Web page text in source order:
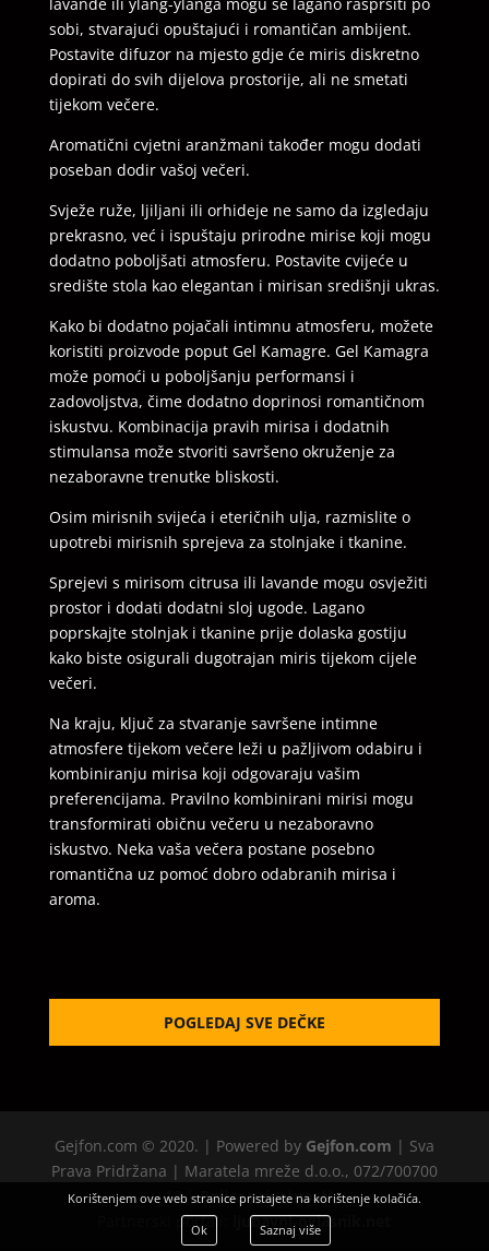
sobi, stvarajući opuštajući i romantičan ambijent.
Postavite difuzor na mjesto gdje će miris diskretno
dopirati do svih dijelova prostorije, ali ne smetati
tijekom večere.
Aromatični cvjetni aranžmani također mogu dodati
poseban dodir vašoj večeri.
Svježe ruže, ljiljani ili orhideje ne samo da izgledaju
prekrasno, već i ispuštaju prirodne mirise koji mogu
dodatno poboljšati atmosferu. Postavite cvijeće u
središte stola kao elegantan i mirisan središnji ukras.
Kako bi dodatno pojačali intimnu atmosferu, možete
koristiti proizvode poput Gel Kamagre. Gel Kamagra
može pomoći u poboljšanju performansi i
zadovoljstva, čime dodatno doprinosi romantičnom
iskustvu. Kombinacija pravih mirisa i dodatnih
stimulansa može stvoriti savršeno okruženje za
nezaboravne trenutke bliskosti.
Osim mirisnih svijeća i eteričnih ulja, razmislite o
upotrebi mirisnih sprejeva za stolnjake i tkanine.
Sprejevi s mirisom citrusa ili lavande mogu osvježiti
prostor i dodati dodatni sloj ugode. Lagano
poprskajte stolnjak i tkanine prije dolaska gostiju
kako biste osigurali dugotrajan miris tijekom cijele
večeri.
Na kraju, ključ za stvaranje savršene intimne
atmosfere tijekom večere leži u pažljivom odabiru i
kombiniranju mirisa koji odgovaraju vašim
preferencijama. Pravilno kombinirani mirisi mogu
transformirati običnu večeru u nezaboravno
iskustvo. Neka vaša večera postane posebno
romantična uz pomoć dobro odabranih mirisa i
aroma.
POGLEDAJ SVE DEČKE
Gejfon.com © 2020. | Powered by Gejfon.com | Sva
Prava Pridržana | Maratela mreže d.o.o., 072/700700
+18 |Polica privatnosti
Partnerski portali:
ljubavni-oglasnik.net
Korištenjem ove web stranice pristajete na korištenje kolačića.
Ok
Saznaj više